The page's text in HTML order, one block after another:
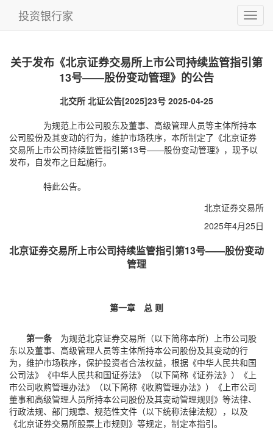
投资银行家
关于发布《北京证券交易所上市公司持续监管指引第
13号——股份变动管理》的公告
北交所 北证公告[2025]23号 2025-04-25
为规范上市公司股东及董事、高级管理人员等主体所持本
公司股份及其变动的行为，维护市场秩序，本所制定了《北京证券
交易所上市公司持续监管指引第13号——股份变动管理》，现予以
发布，自发布之日起施行。
特此公告。
北京证券交易所
2025年4月25日
北京证券交易所上市公司持续监管指引第13号——股份变动
管理
第一章 总 则
第一条 为规范北京证券交易所（以下简称本所）上市公司股
东以及董事、高级管理人员等主体所持本公司股份及其变动的行
为，维护市场秩序，保护投资者合法权益，根据《中华人民共和国
公司法》《中华人民共和国证券法》（以下简称《证券法》）《上
市公司收购管理办法》（以下简称《收购管理办法》）《上市公司
董事和高级管理人员所持本公司股份及其变动管理规则》等法律、
行政法规、部门规章、规范性文件（以下统称法律法规），以及
《北京证券交易所股票上市规则》等规定，制定本指引。